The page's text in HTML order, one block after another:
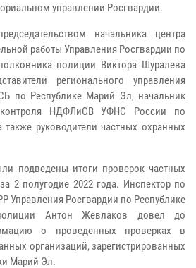
управлении Росгвардии.
начальника центра
работы Управления Росгвардии по
полиции Виктора Шуралева
регионального управления
по Республике Марий Эл, начальник
контроля НДФЛиСВ УФНС России по
руководители частных охранных
подведены итоги проверок частных
2 полугодие 2022 года. Инспектор по
Управления Росгвардии по Республике
Антон Жевлаков довел до
о проведенных проверках в
организаций, зарегистрированных
Марий Эл.